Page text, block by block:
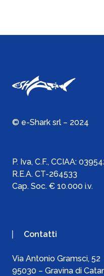
© e-Shark srl – 2024
P. Iva, C.F., CCIAA:
R.E.A. CT-264533
Cap. Soc. € 10.000 i.v.
Contatti
Via Antonio Gramsci, 52
95030 – Gravina di